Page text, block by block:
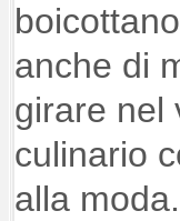
anche di
girare nel
culinario
alla